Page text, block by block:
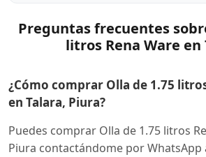
Preguntas frecuentes
litros Rena Ware en
¿Cómo comprar Olla de 1.75
en Talara, Piura?
Puedes comprar Olla de 1.75 litros
Piura contactándome por WhatsApp